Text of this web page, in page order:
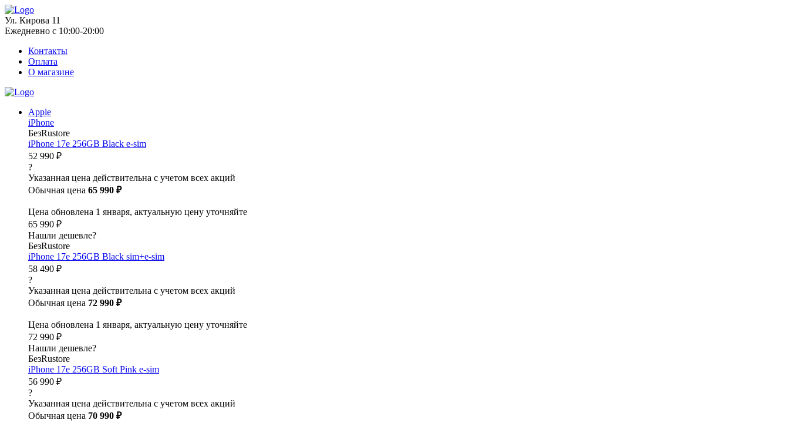
Ул. Кирова 11
Ежедневно с 10:00-20:00
Контакты
Оплата
О магазине
Apple
iPhone
БезRustore
iPhone 17e 256GB Black e-sim
52 990 ₽
?
Указанная цена действительна с учетом всех акций
Обычная цена 65 990 ₽
Цена обновлена 1 января, актуальную цену уточняйте
65 990 ₽
Нашли дешевле?
БезRustore
iPhone 17e 256GB Black sim+e-sim
58 490 ₽
?
Указанная цена действительна с учетом всех акций
Обычная цена 72 990 ₽
Цена обновлена 1 января, актуальную цену уточняйте
72 990 ₽
Нашли дешевле?
БезRustore
iPhone 17e 256GB Soft Pink e-sim
56 990 ₽
?
Указанная цена действительна с учетом всех акций
Обычная цена 70 990 ₽